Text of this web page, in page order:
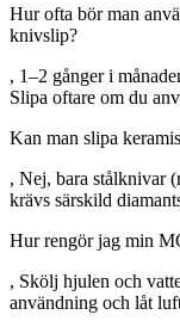
Hur ofta bör man
knivslip?
, 1–2 gånger i
Slipa oftare om du
Kan man slipa
, Nej, bara stålknivar
krävs särskild
Hur rengör jag min
, Skölj hjulen och
användning och låt